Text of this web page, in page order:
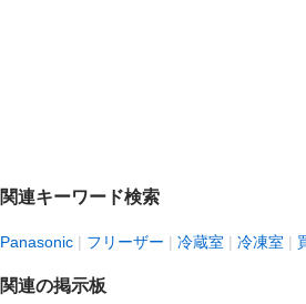
関連キーワード検索
Panasonic フリーザー 冷蔵室 冷凍室
関連の掲示板